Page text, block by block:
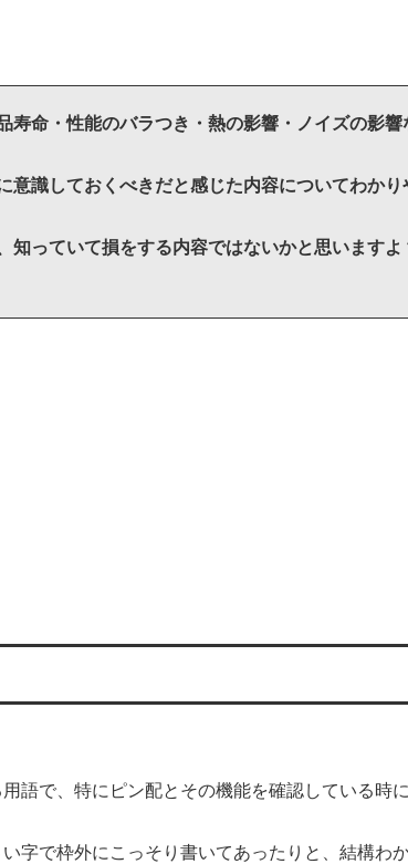
寿命・性能のバラつき・熱の影響・ノイズの影響
識しておくべきだと感じた内容についてわかり
っていて損をする内容ではないかと思いますよ
語で、特にピン配とその機能を確認している時
字で枠外にこっそり書いてあったりと、結構わ